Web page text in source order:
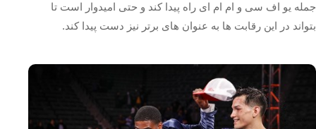
جمله یو اف سی و ام ام ای راه پیدا کند و حتی امیدوار است تا
بتواند در این رقابت ها به عنوان های برتر نیز دست پیدا کند.